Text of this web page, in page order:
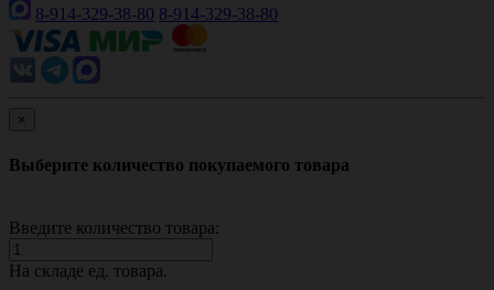
8-914-329-38-80 8-914-329-38-80
×
Выберите количество покупаемого товара
Введите количество товара:
На складе ед. товара.